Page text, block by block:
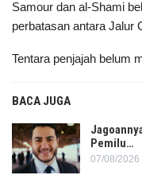
Samour dan al-Shami
perbatasan antara Jalur
Tentara penjajah belum
BACA JUGA
Pemilu…
07/08/2026